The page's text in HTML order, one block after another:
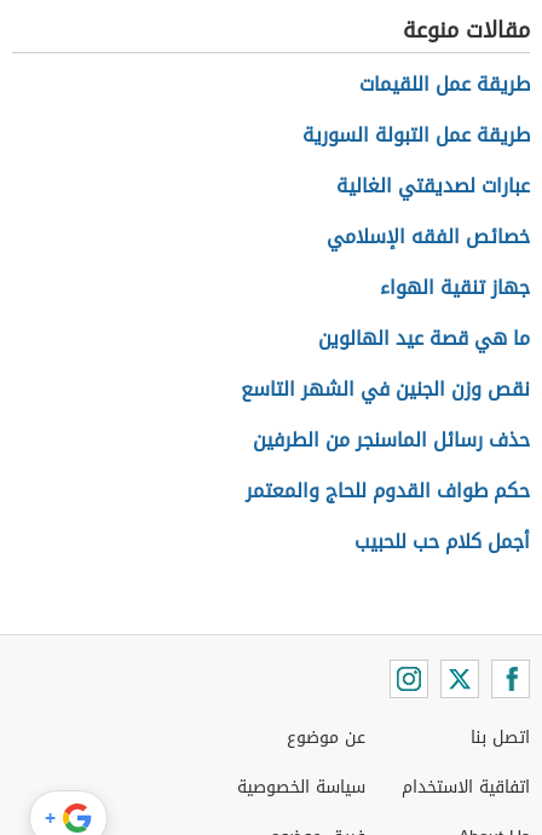
مقالات منوعة
طريقة عمل اللقيمات
طريقة عمل التبولة السورية
عبارات لصديقتي الغالية
خصائص الفقه الإسلامي
جهاز تنقية الهواء
ما هي قصة عيد الهالوين
نقص وزن الجنين في الشهر التاسع
حذف رسائل الماسنجر من الطرفين
حكم طواف القدوم للحاج والمعتمر
أجمل كلام حب للحبيب
اتصل بنا
اتفاقية الاستخدام
عن موضوع
سياسة الخصوصية
+